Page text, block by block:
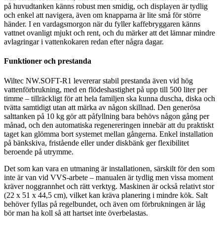
på huvudtanken känns robust men smidig, och displayen är tydlig
och enkel att navigera, även om knapparna är lite små för större
händer. I en vardagsmorgon när du fyller kaffebryggaren känns
vattnet ovanligt mjukt och rent, och du märker att det lämnar mindre
avlagringar i vattenkokaren redan efter några dagar.
Funktioner och prestanda
Wiltec NW.SOFT-R1 levererar stabil prestanda även vid hög
vattenförbrukning, med en flödeshastighet på upp till 500 liter per
timme – tillräckligt för att hela familjen ska kunna duscha, diska och
tvätta samtidigt utan att märka av någon skillnad. Den generösa
salttanken på 10 kg gör att påfyllning bara behövs någon gång per
månad, och den automatiska regenereringen innebär att du praktiskt
taget kan glömma bort systemet mellan gångerna. Enkel installation
på bänkskiva, fristående eller under diskbänk ger flexibilitet
beroende på utrymme.
Det som kan vara en utmaning är installationen, särskilt för den som
inte är van vid VVS-arbete – manualen är tydlig men vissa moment
kräver noggrannhet och rätt verktyg. Maskinen är också relativt stor
(22 x 51 x 44,5 cm), vilket kan kräva planering i mindre kök. Salt
behöver fyllas på regelbundet, och även om förbrukningen är låg
bör man ha koll så att hartset inte överbelastas.